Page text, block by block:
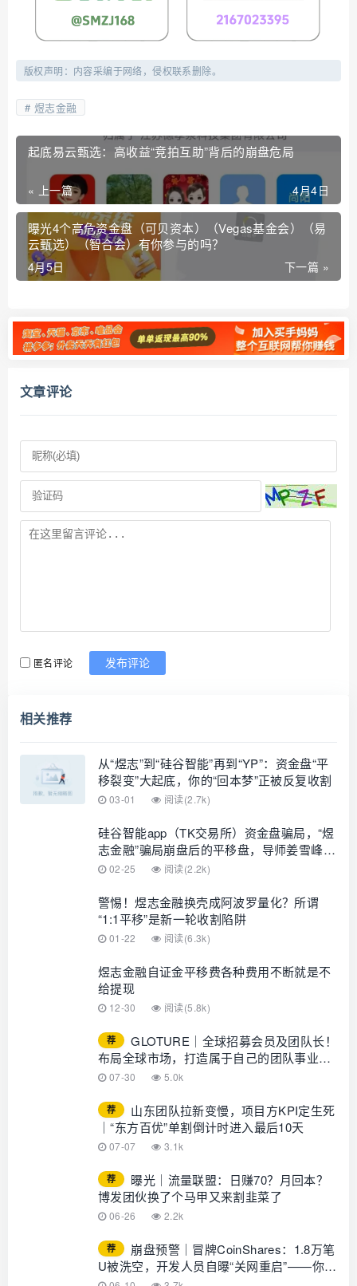
版权声明：内容采编于网络，侵权联系删除。
煜志金融
起底易云甄选：高收益“竞拍互助”背后的崩盘危局
« 上一篇 4月4日
曝光4个高危资金盘（可贝资本）（Vegas基金会）（易
云甄选）（智合会）有你参与的吗？
下一篇 »
4月5日
文章评论
匿名评论 发布评论
相关推荐
从“煜志”到“硅谷智能”再到“YP”：资金盘“平
移裂变”大起底，你的“回本梦”正被反复收割
03-01 阅读(2.7k)
硅谷智能app（TK交易所）资金盘骗局，“煜
志金融”骗局崩盘后的平移盘，导师姜雪峰，
谨防被骗请速远离…
02-25 阅读(2.2k)
警惕！煜志金融换壳成阿波罗量化？所谓
“1:1平移”是新一轮收割陷阱
01-22 阅读(6.3k)
煜志金融自证金平移费各种费用不断就是不
给提现
12-30 阅读(5.8k)
荐
GLOTURE｜全球招募会员及团队长！
布局全球市场，打造属于自己的团队事业，
想增加收入？想打造团队？加入
07-30 5.0k
荐
山东团队拉新变慢，项目方KPI定生死
｜“东方百优”单割倒计时进入最后10天
07-07 3.1k
荐
曝光｜流量联盟：日赚70？月回本？
博发团伙换了个马甲又来割韭菜了
06-26 2.2k
荐
崩盘预警｜冒牌CoinShares：1.8万笔
U被洗空，开发人员自曝“关网重启”——你的
钱早已不在账上